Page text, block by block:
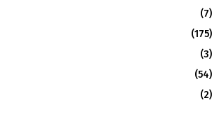
(7)
(175)
(3)
(54)
(2)